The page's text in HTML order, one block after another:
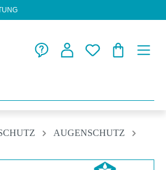
AUGENSCHUTZ